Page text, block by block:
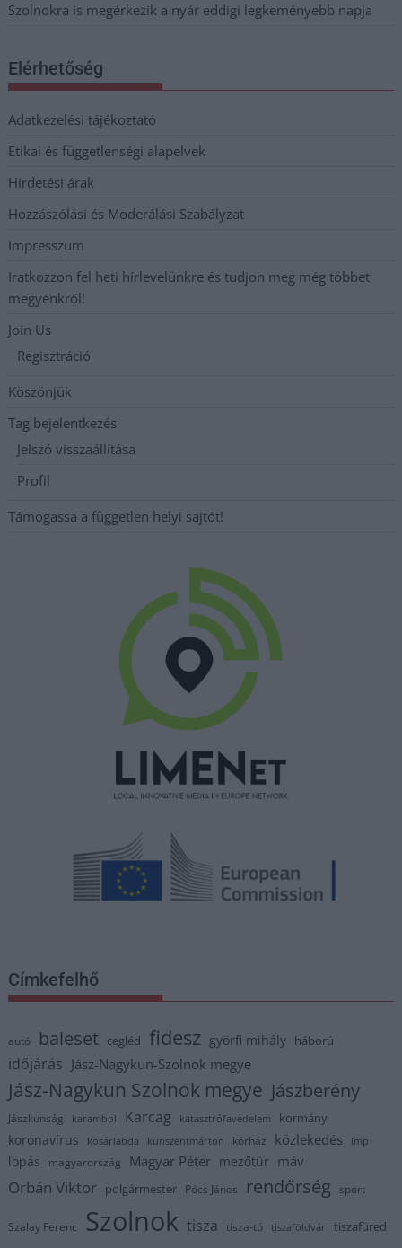
Szolnokra is megérkezik a nyár eddigi legkeményebb napja
Elérhetőség
Adatkezelési tájékoztató
Etikai és függetlenségi alapelvek
Hirdetési árak
Hozzászólási és Moderálási Szabályzat
Impresszum
Iratkozzon fel heti hírlevelünkre és tudjon meg még többet
megyénkről!
Join Us
Regisztráció
Köszönjük
Tag bejelentkezés
Jelszó visszaállítása
Profil
Támogassa a független helyi sajtót!
Címkefelhő
autó baleset cegléd fidesz györfi mihály háború
időjárás Jász-Nagykun-Szolnok megye
Jász-Nagykun Szolnok megye Jászberény
Jászkunság karambol Karcag katasztrófavédelem kormány
koronavírus kosárlabda kunszentmárton kórház közlekedés lmp
lopás magyarország Magyar Péter mezőtúr máv
Orbán Viktor polgármester Pócs János rendőrség sport
Szalay Ferenc Szolnok tisza tisza-tó tiszaföldvár tiszafüred